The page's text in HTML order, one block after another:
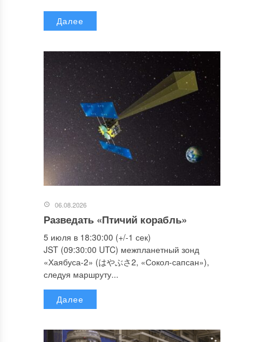
Далее
06.08.2026
Разведать «Птичий корабль»
5 июля в 18:30:00 (+/-1 сек)
JST (09:30:00 UTC) межпланетный зонд
«Хаябуса-2» (はやぶさ2, «Сокол-сапсан»),
следуя маршруту...
Далее